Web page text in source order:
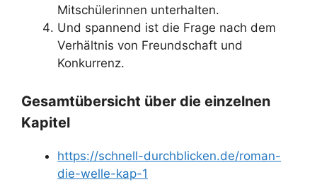
Mitschülerinnen unterhalten.
Und spannend ist die Frage nach dem
Verhältnis von Freundschaft und
Konkurrenz.
Gesamtübersicht über die einzelnen
Kapitel
https://schnell-durchblicken.de/roman-
die-welle-kap-1